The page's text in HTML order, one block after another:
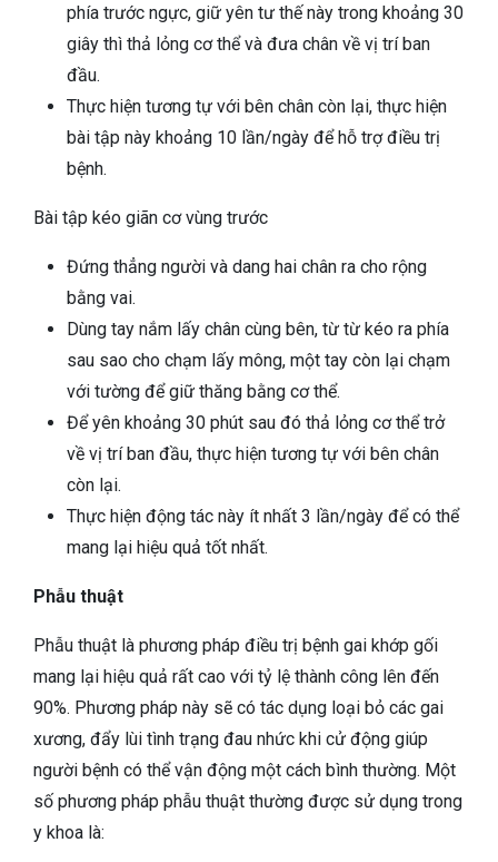
phía trước ngực, giữ yên tư thế này trong khoảng 30
giây thì thả lỏng cơ thể và đưa chân về vị trí ban
đầu.
Thực hiện tương tự với bên chân còn lại, thực hiện
bài tập này khoảng 10 lần/ngày để hỗ trợ điều trị
bệnh.
Bài tập kéo giãn cơ vùng trước
Đứng thẳng người và dang hai chân ra cho rộng
bằng vai.
Dùng tay nắm lấy chân cùng bên, từ từ kéo ra phía
sau sao cho chạm lấy mông, một tay còn lại chạm
với tường để giữ thăng bằng cơ thể.
Để yên khoảng 30 phút sau đó thả lỏng cơ thể trở
về vị trí ban đầu, thực hiện tương tự với bên chân
còn lại.
Thực hiện động tác này ít nhất 3 lần/ngày để có thể
mang lại hiệu quả tốt nhất.
Phẫu thuật
Phẫu thuật là phương pháp điều trị bệnh gai khớp gối
mang lại hiệu quả rất cao với tỷ lệ thành công lên đến
90%. Phương pháp này sẽ có tác dụng loại bỏ các gai
xương, đẩy lùi tình trạng đau nhức khi cử động giúp
người bệnh có thể vận động một cách bình thường. Một
số phương pháp phẫu thuật thường được sử dụng trong
y khoa là: